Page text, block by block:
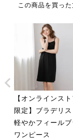
この商品を買っ
【オンラインスト
限定】ブラデリス
軽やかフィールブ
ワンピース